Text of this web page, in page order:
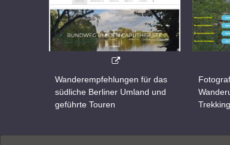
Wanderempfehlungen für das
südliche Berliner Umland und
geführte Touren